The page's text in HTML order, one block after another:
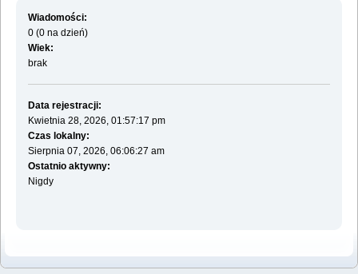
Wiadomości:
0 (0 na dzień)
Wiek:
brak
Data rejestracji:
Kwietnia 28, 2026, 01:57:17 pm
Czas lokalny:
Sierpnia 07, 2026, 06:06:27 am
Ostatnio aktywny:
Nigdy